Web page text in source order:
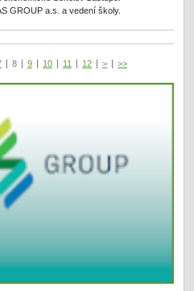
GROUP a.s. a vedení školy.
8 9 10 11 12 > >>